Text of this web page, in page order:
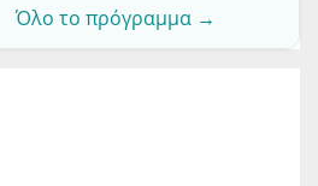
Όλο το πρόγραμμα →